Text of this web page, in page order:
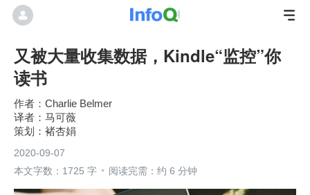
又被大量收集数据，Kindle“监控”你
读书
Charlie Belmer
马可薇
褚杏娟
2020-09-07
本文字数：1725 字
阅读完需：约 6 分钟